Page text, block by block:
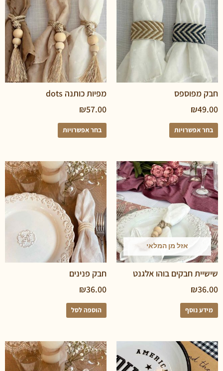
₪
מפיות כותנה dots
₪
בחר אפשרויות
אזל מן המלאי
חבקים בוהו אלגנט
₪
חבק פנינים
₪
הוספה לסל